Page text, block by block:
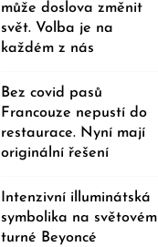
může doslova změnit
svět. Volba je na
každém z nás
Bez covid pasů
Francouze nepustí do
restaurace. Nyní mají
originální řešení
Intenzivní illuminátská
symbolika na světovém
turné Beyoncé